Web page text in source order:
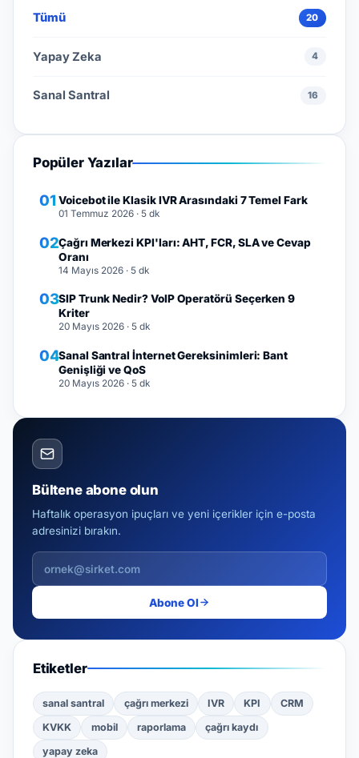
Tümü 20
Yapay Zeka 4
Sanal Santral 16
Popüler Yazılar
01 Voicebot ile Klasik IVR Arasındaki 7 Temel Fark
01 Temmuz 2026 · 5 dk
02Çağrı Merkezi KPI'ları: AHT, FCR, SLA ve Cevap
Oranı
14 Mayıs 2026 · 5 dk
03SIP Trunk Nedir? VoIP Operatörü Seçerken 9
Kriter
20 Mayıs 2026 · 5 dk
04Sanal Santral İnternet Gereksinimleri: Bant
Genişliği ve QoS
20 Mayıs 2026 · 5 dk
Bültene abone olun
Haftalık operasyon ipuçları ve yeni içerikler için e-posta
adresinizi bırakın.
Abone Ol
Etiketler
sanal santral çağrı merkezi IVR KPI CRM
KVKK mobil raporlama çağrı kaydı
yapay zeka